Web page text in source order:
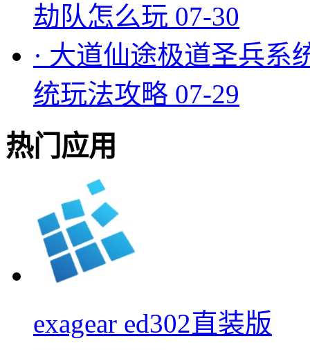
劫队怎么玩 07-30
· 大道仙途极道圣兵系
统玩法攻略 07-29
热门应用
exagear ed302直装版